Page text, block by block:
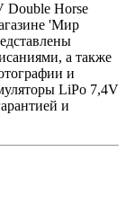
Double Horse
'Мир
а также
и
LiPo 7,4V
и